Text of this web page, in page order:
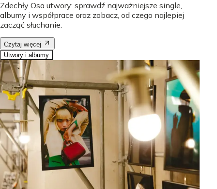
Zdechły Osa utwory: sprawdź najważniejsze single,
albumy i współprace oraz zobacz, od czego najlepiej
zacząć słuchanie.
Czytaj więcej
Utwory i albumy